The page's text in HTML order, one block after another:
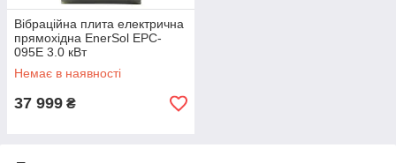
Вібраційна плита електрична
прямохідна EnerSol EPC-
095E 3.0 кВт
Немає в наявності
37 999 ₴